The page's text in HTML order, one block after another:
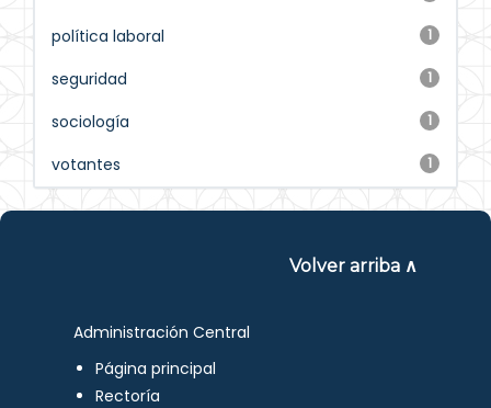
1
política laboral
1
seguridad
1
sociología
1
votantes
Volver arriba ∧
Administración Central
Página principal
Rectoría